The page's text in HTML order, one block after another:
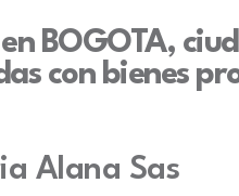
BOGOTA,
con bienes
Alana Sas